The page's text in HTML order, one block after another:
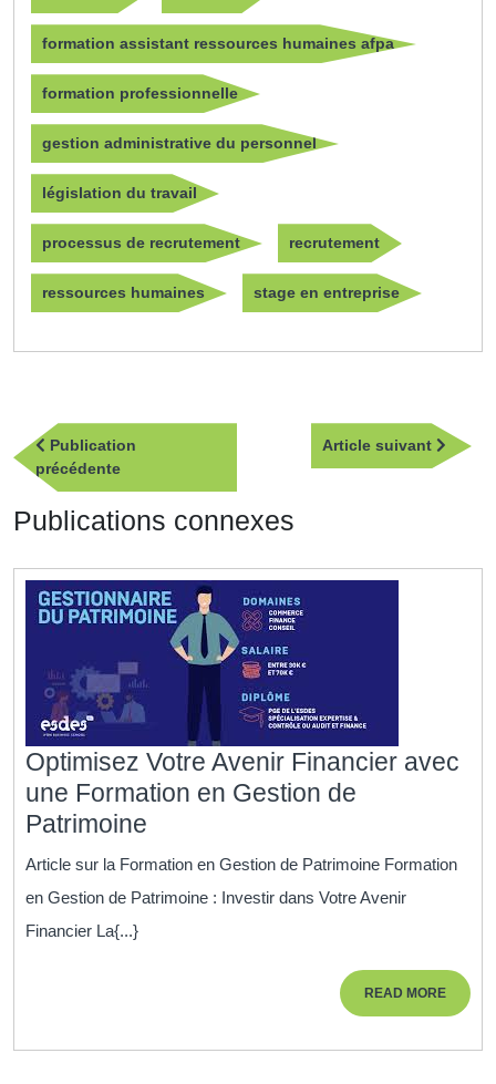
formation assistant ressources humaines afpa
formation professionnelle
gestion administrative du personnel
législation du travail
processus de recrutement recrutement
ressources humaines stage en entreprise
Navigation
de
l’article
Publication
précédentePublication
précédente
Article suivant
Article
Publications connexes
Optimisez Votre Avenir Financier avec
une Formation en Gestion de
Patrimoine
Votre
Avenir
Article sur la Formation en Gestion de Patrimoine Formation
en Gestion de Patrimoine : Investir dans Votre Avenir
Financier La{...}
READ MOREREAD
MORE